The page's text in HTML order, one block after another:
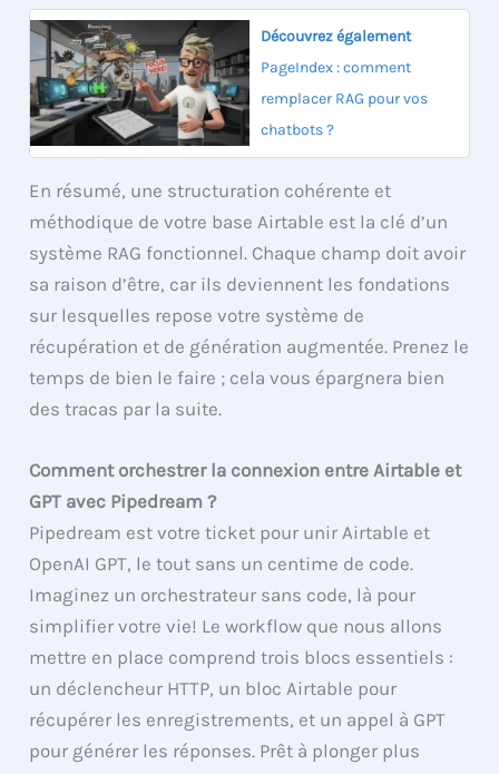
Découvrez également
PageIndex : comment
remplacer RAG pour vos
chatbots ?
En résumé, une structuration cohérente et
méthodique de votre base Airtable est la clé d’un
système RAG fonctionnel. Chaque champ doit avoir
sa raison d’être, car ils deviennent les fondations
sur lesquelles repose votre système de
récupération et de génération augmentée. Prenez le
temps de bien le faire ; cela vous épargnera bien
des tracas par la suite.
Comment orchestrer la connexion entre Airtable et
GPT avec Pipedream ?
Pipedream est votre ticket pour unir Airtable et
OpenAI GPT, le tout sans un centime de code.
Imaginez un orchestrateur sans code, là pour
simplifier votre vie! Le workflow que nous allons
mettre en place comprend trois blocs essentiels :
un déclencheur HTTP, un bloc Airtable pour
récupérer les enregistrements, et un appel à GPT
pour générer les réponses. Prêt à plonger plus